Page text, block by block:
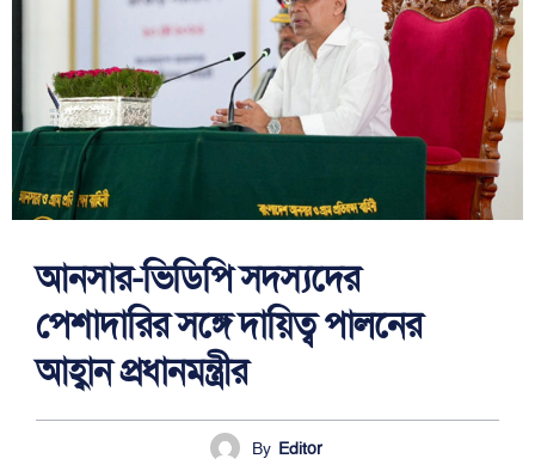
আনসার-ভিডিপি সদস্যদের
পেশাদারির সঙ্গে দায়িত্ব পালনের
আহ্বান প্রধানমন্ত্রীর
By Editor